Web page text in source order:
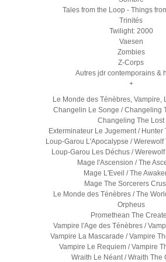
Tales from the Loop - Things
Trinités
Twilight: 2000
Vaesen
Zombies
Z-Corps
Autres jdr contemporains &
+
Le Monde des Ténèbres, Vampire,
Changelin Le Songe / Changeling
Changeling The Lost
Exterminateur Le Jugement / Hunter
Loup-Garou L'Apocalypse / Werewolf
Loup-Garou Les Déchus /
Mage l'Ascension / The
Mage L'Eveil / The
Mage The Sorcerers
Le Monde des Ténèbres / The
Orpheus
Promethean The
Vampire l'Age des Ténèbres /
Vampire La Mascarade / Vampire
Vampire Le Requiem / Vampire
Wraith Le Néant / Wraith The